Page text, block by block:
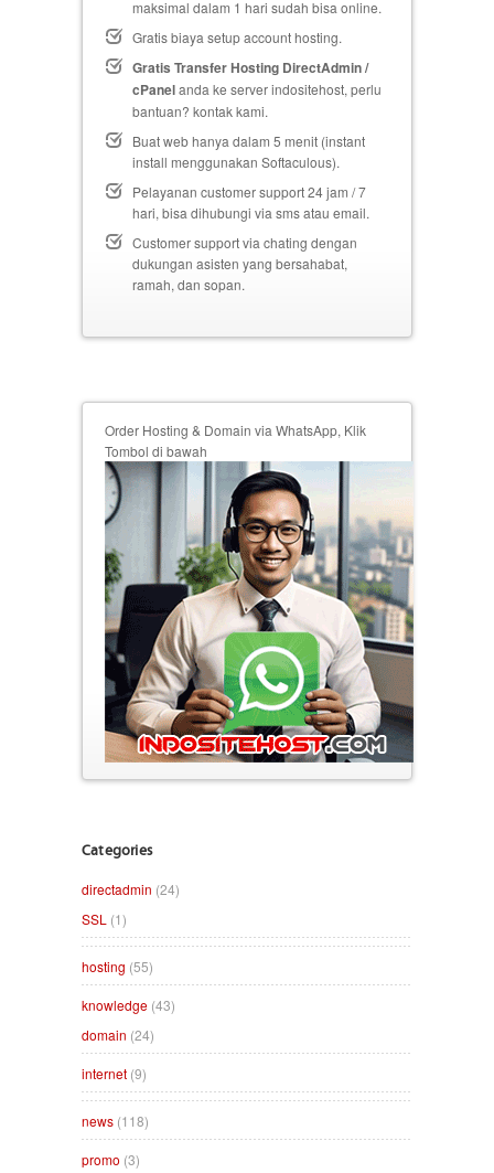
maksimal dalam 1 hari sudah bisa online.
Gratis biaya setupaccount hosting.
Gratis Transfer Hosting DirectAdmin /
cPanelanda ke server indositehost, perlu
bantuan? kontak kami.
Buat web hanya dalam 5 menit (instant
install menggunakan Softaculous).
Pelayanan customer support 24 jam / 7
hari, bisa dihubungi via sms atau email.
Customer support via chating dengan
dukungan asisten yang bersahabat,
ramah, dan sopan.
Order Hosting & Domain via WhatsApp, Klik
Tombol di bawah
Categories
directadmin (24)
SSL (1)
hosting (55)
knowledge (43)
domain (24)
internet (9)
news (118)
promo (3)